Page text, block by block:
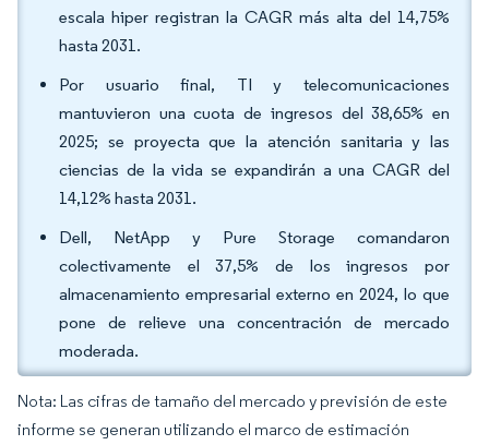
escala hiper registran la CAGR más alta del 14,75%
hasta 2031.
Por usuario final, TI y telecomunicaciones
mantuvieron una cuota de ingresos del 38,65% en
2025; se proyecta que la atención sanitaria y las
ciencias de la vida se expandirán a una CAGR del
14,12% hasta 2031.
Dell, NetApp y Pure Storage comandaron
colectivamente el 37,5% de los ingresos por
almacenamiento empresarial externo en 2024, lo que
pone de relieve una concentración de mercado
moderada.
Nota: Las cifras de tamaño del mercado y previsión de este
informe se generan utilizando el marco de estimación